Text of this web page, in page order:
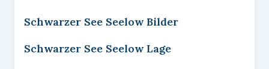
Schwarzer See Seelow Bilder
Schwarzer See Seelow Lage